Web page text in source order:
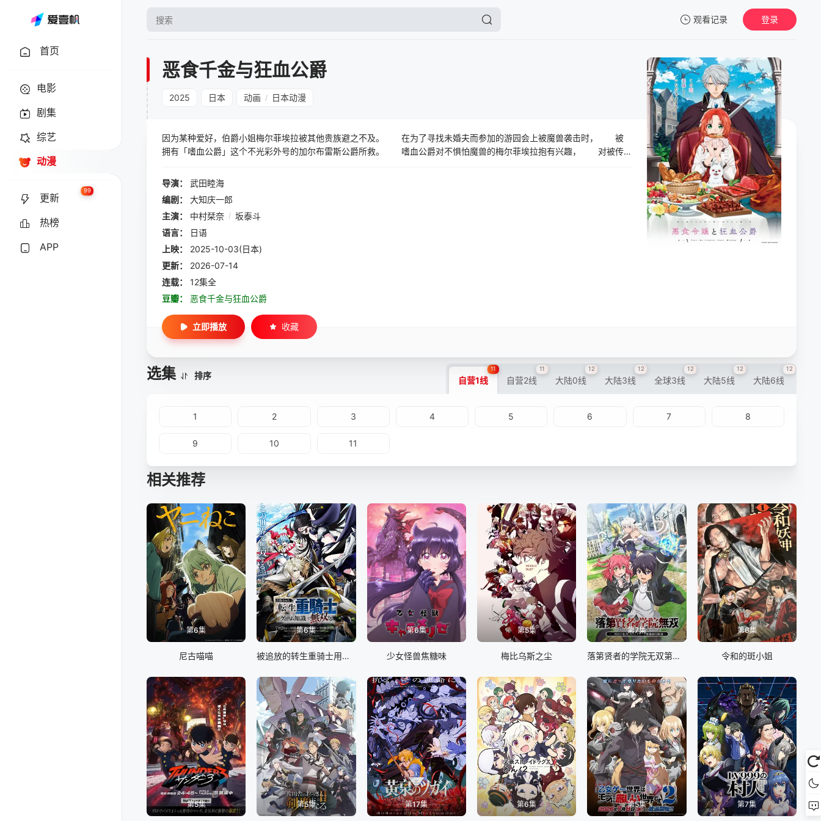
观看记录
暂无观看影片的记录
登录
首页
电影
剧集
综艺
动漫
更新
99
热榜
APP
恶食千金与狂血公爵
2025 日本 动画 / 日本动漫
因为某种爱好，伯爵小姐梅尔菲埃拉被其他贵族避之不及。 在为了寻找未婚夫而参加的游园会上被魔兽袭击时， 被
拥有「嗜血公爵」这个不光彩外号的加尔布雷斯公爵所救。 嗜血公爵对不惧怕魔兽的梅尔菲埃拉抱有兴趣， 对被传
导演：
武田睦海
编剧：
大知庆一郎
主演：
中村栞奈 / 坂泰斗
语言：
日语
上映：
2025-10-03(日本)
更新：
2026-07-14
连载：
12集全
豆瓣：
恶食千金与狂血公爵
立即播放 收藏
选集 排序 自营1线
11
自营2线
11
大陆0线
12
大陆3线
12
全球3线
12
大陆5线
12
大陆6线
12
1 2 3 4 5 6 7 8
9 10 11
相关推荐
第6集
尼古喵喵
第6集
被追放的转生重骑士用游戏知识开无双
第6集
少女怪兽焦糖味
第5集
梅比乌斯之尘
第7集
落第贤者的学院无双第二回转生，S等级作弊魔术师冒险记
第6集
令和的斑小姐
第5集 第5集 第17集 第6集 第5集 第7集